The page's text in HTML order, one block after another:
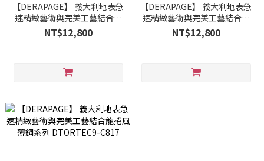
【DERAPAGE】 義大利地表急
速精緻藝術與完美工藝結合龍
捲風薄鋼系列 DTORPC4-C961
NT$12,800
【DERAPAGE】 義大利地表急
速精緻藝術與完美工藝結合龍
捲風薄鋼系列 DTORTEC4-
C807
NT$12,800